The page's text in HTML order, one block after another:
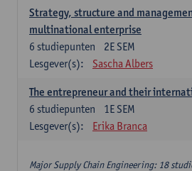
Strategy, structure and
multinational enterprise
2E SEM
6 studiepunten
Lesgever(s):
Sascha Albers
The entrepreneur and their
1E SEM
6 studiepunten
Lesgever(s):
Erika Branca
Major Supply Chain Engineering: 18